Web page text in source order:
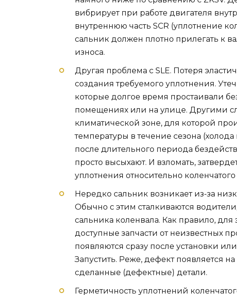
вибрирует при работе двигателя
внутреннюю часть SCR (уплотнение
сальник должен плотно прилегать к
износа.
Другая проблема с SLE. Потеря
создания требуемого уплотнения.
которые долгое время простаивали
помещениях или на улице. Другими
климатической зоне, для которой
температуры в течение сезона
после длительного периода
просто высыхают. И взломать,
уплотнения относительно
Нередко сальник возникает из-за
Обычно с этим сталкиваются
сальника коленвала. Как правило,
доступные запчасти от неизвестных
появляются сразу после установки
Запустить. Реже, дефект появляется
сделанные (дефектные) детали.
Герметичность уплотнений